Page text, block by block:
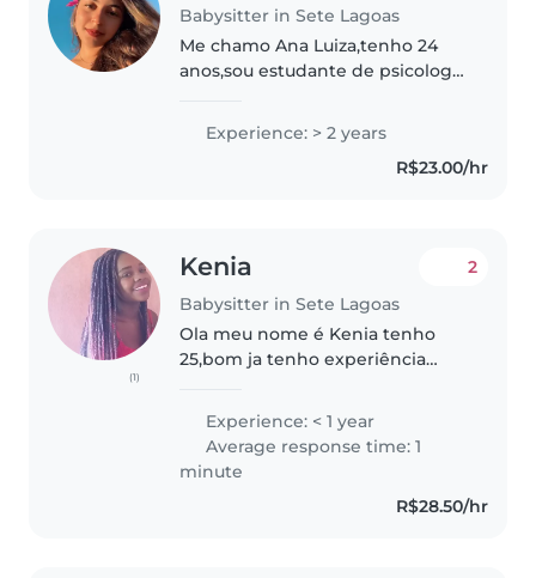
Babysitter in Sete Lagoas
Me chamo Ana Luiza,tenho 24
anos,sou estudante de psicologia
desenvolvimento infantil. Sou
muito paciente,empática,criativa
e responsável. Eu já tenho..
Experience: > 2 years
R$23.00/hr
(1)
Kenia
Babysitter in Sete Lagoas
2
Ola meu nome é Kenia tenho
25,bom ja tenho experiência
elas da atenção totalmente pra
elas, arruma os brinquedos leva
pra..
Experience: < 1 year
Average response time: 1
minute
R$28.50/hr